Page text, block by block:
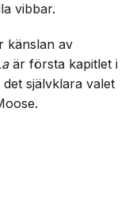
vibbar.
känslan av
är första kapitlet i
självklara valet